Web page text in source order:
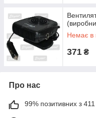
Немає в
371 ₴
Про нас
99% позитивних з 411